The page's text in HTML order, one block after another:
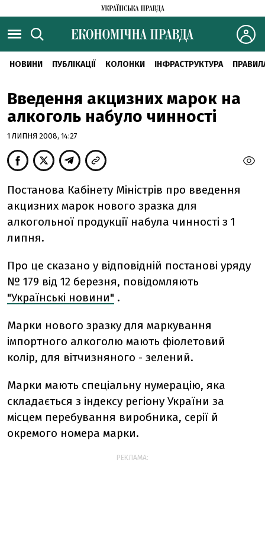
НОВИНИ ПУБЛІКАЦІЇ КОЛОНКИ ІНФРАСТРУКТУРА
Введення акцизних марок на
алкоголь набуло чинності
1 ЛИПНЯ 2008, 14:27
Постанова Кабінету Міністрів про введення
акцизних марок нового зразка для
алкогольної продукції набула чинності з 1
липня.
Про це сказано у відповідній постанові уряду
№ 179 від 12 березня, повідомляють
"Українські новини" .
Марки нового зразку для маркування
імпортного алкоголю мають фіолетовий
колір, для вітчизняного - зелений.
Марки мають спеціальну нумерацію, яка
складається з індексу регіону України за
місцем перебування виробника, серії й
окремого номера марки.
РЕКЛАМА: